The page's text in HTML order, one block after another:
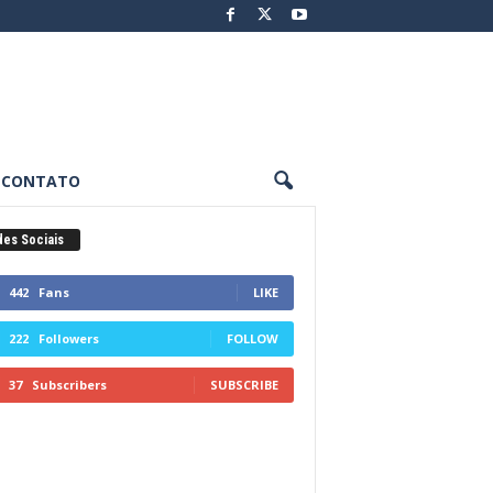
CONTATO
Sociais
442 Fans LIKE
222 Followers FOLLOW
37 Subscribers SUBSCRIBE